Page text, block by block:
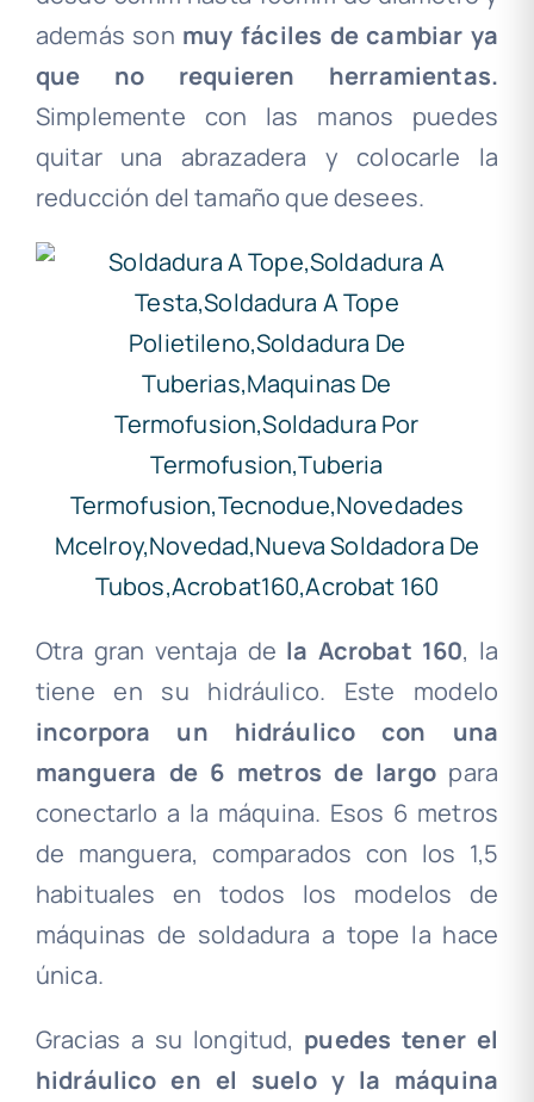
además son muy fáciles de cambiar ya
que no requieren herramientas.
Simplemente con las manos puedes
quitar una abrazadera y colocarle la
reducción del tamaño que desees.
Otra gran ventaja de la Acrobat 160, la
tiene en su hidráulico. Este modelo
incorpora un hidráulico con una
manguera de 6 metros de largopara
conectarlo a la máquina. Esos 6 metros
de manguera, comparados con los 1,5
habituales en todos los modelos de
máquinas de soldadura a tope la hace
única.
Gracias a su longitud, puedes tener el
hidráulico en el suelo y la máquina